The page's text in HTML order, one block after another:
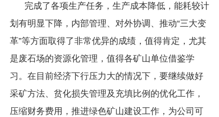
完成了各项生产任务，生产成本降低，能耗较计
划有明显下降，内部管理、对外协调、推动“三大变
革”等方面取得了非常优异的成绩，值得肯定，尤其
是废石场的资源化管理，值得各矿山单位借鉴学
习。在目前经济下行压力大的情况下，要继续做好
采矿方法、贫化损失管理及充填比例的优化工作，
压缩财务费用，推进绿色矿山建设工作，为公司可